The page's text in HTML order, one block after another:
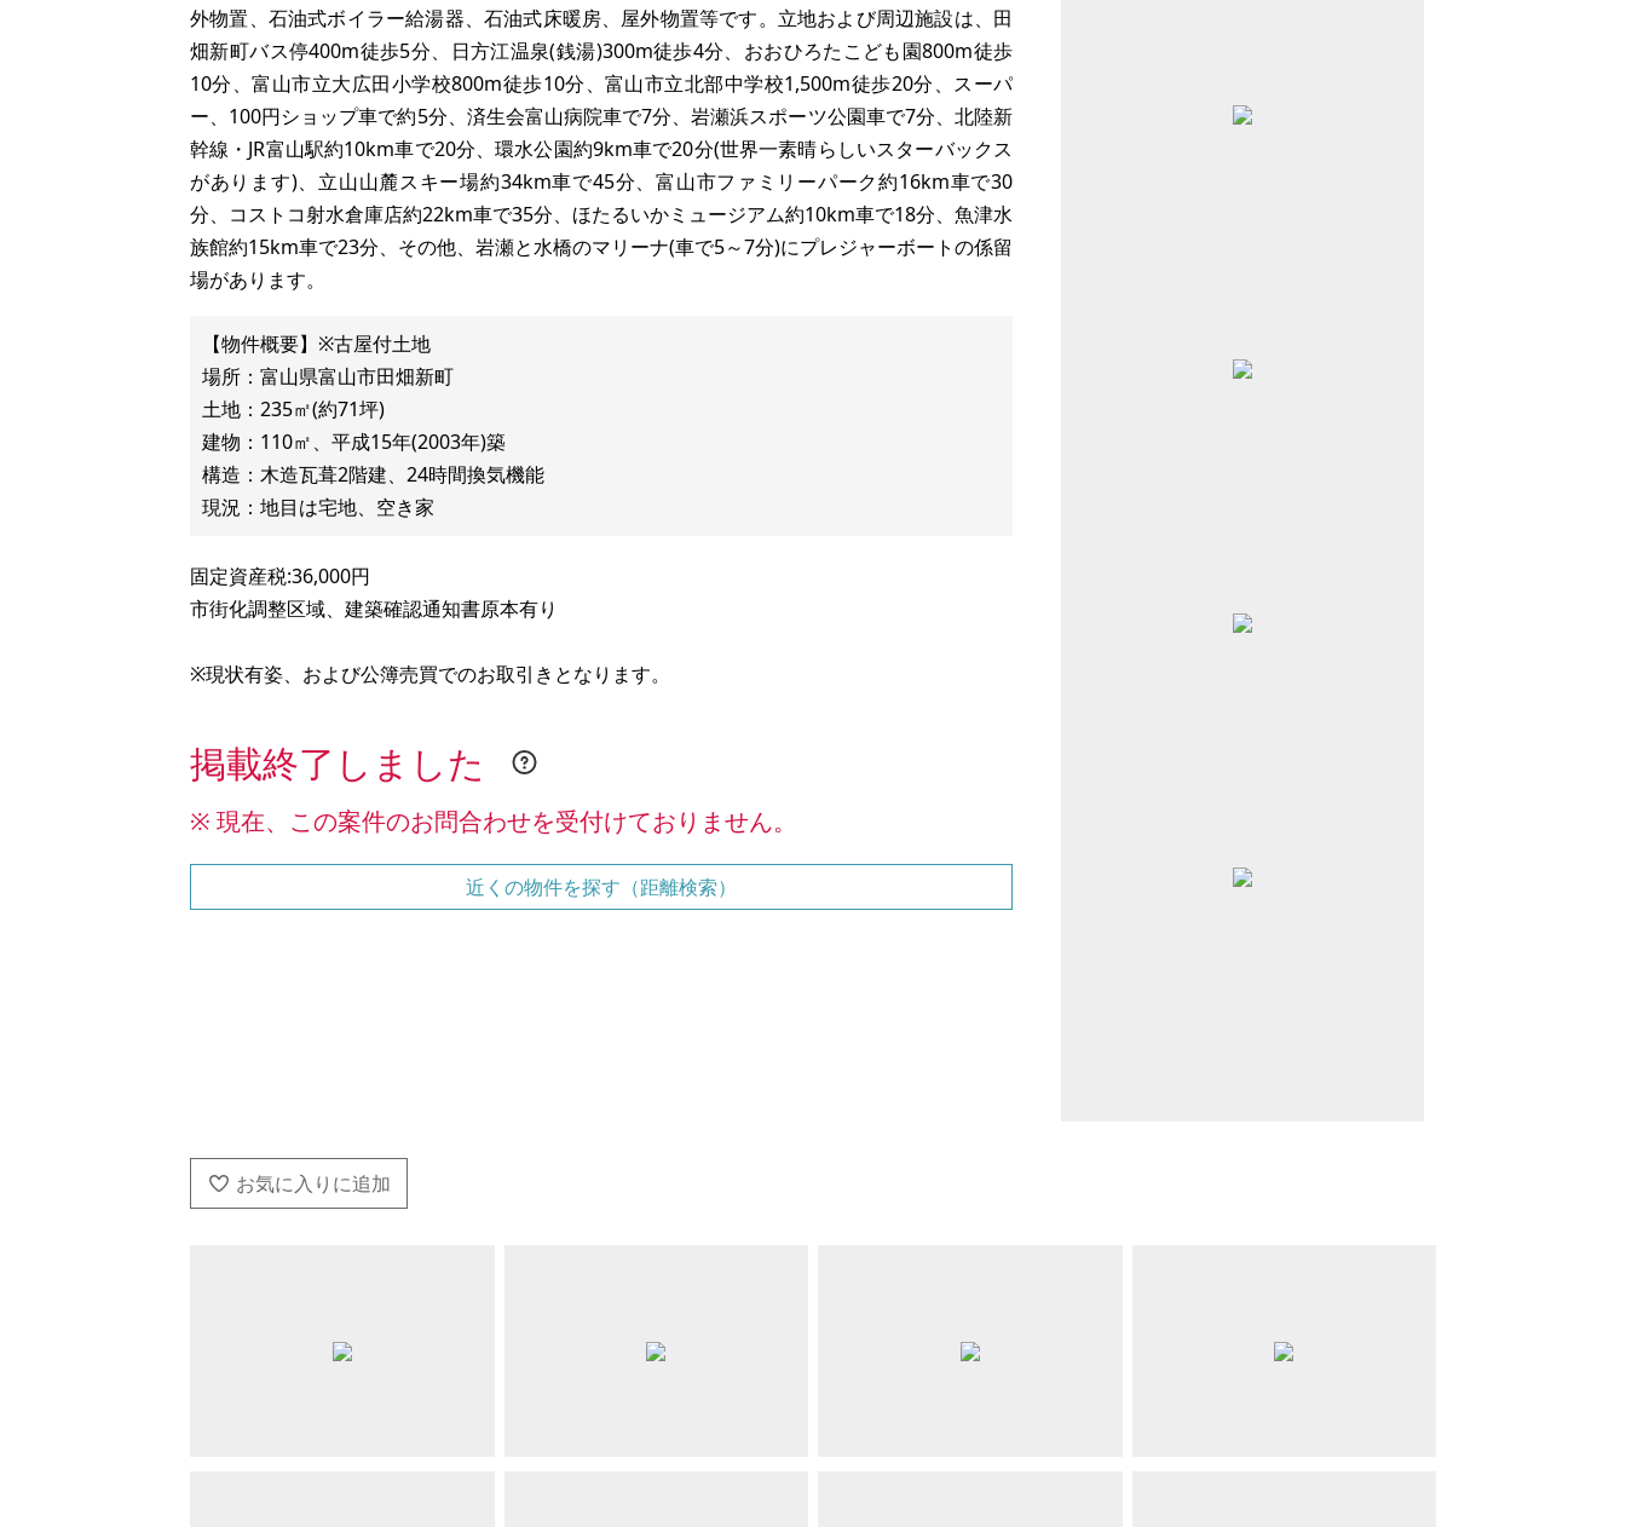
外物置、石油式ボイラー給湯器、石油式床暖房、屋外物置等です。立地および周辺施設は、田
畑新町バス停400m徒歩5分、日方江温泉(銭湯)300m徒歩4分、おおひろたこども園800m徒歩
10分、富山市立大広田小学校800m徒歩10分、富山市立北部中学校1,500m徒歩20分、スーパ
ー、100円ショップ車で約5分、済生会富山病院車で7分、岩瀬浜スポーツ公園車で7分、北陸新
幹線・JR富山駅約10km車で20分、環水公園約9km車で20分(世界一素晴らしいスターバックス
があります)、立山山麓スキー場約34km車で45分、富山市ファミリーパーク約16km車で30
分、コストコ射水倉庫店約22km車で35分、ほたるいかミュージアム約10km車で18分、魚津水
族館約15km車で23分、その他、岩瀬と水橋のマリーナ(車で5～7分)にプレジャーボートの係留
場があります。
【物件概要】※古屋付土地
場所：富山県富山市田畑新町
土地：235㎡(約71坪)
建物：110㎡、平成15年(2003年)築
構造：木造瓦葺2階建、24時間換気機能
固定資産税:36,000円
市街化調整区域、建築確認通知書原本有り
※現状有姿、および公簿売買でのお取引きとなります。
掲載終了しました
※ 現在、この案件のお問合わせを受付けておりません。
近くの物件を探す（距離検索）